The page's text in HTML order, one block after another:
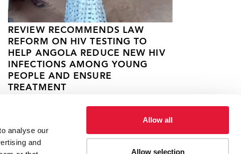
analyse our
and
Allow all
Allow selection
REVIEW RECOMMENDS LAW
REFORM ON HIV TESTING TO
HELP ANGOLA REDUCE NEW HIV
INFECTIONS AMONG YOUNG
PEOPLE AND ENSURE
TREATMENT
etc. Le Président kenyan s'engage à assurer la